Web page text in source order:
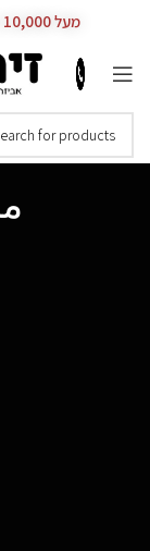
מעל 10,000 מוצרים במלאי - ייעוץ מיידי 050-640-8555